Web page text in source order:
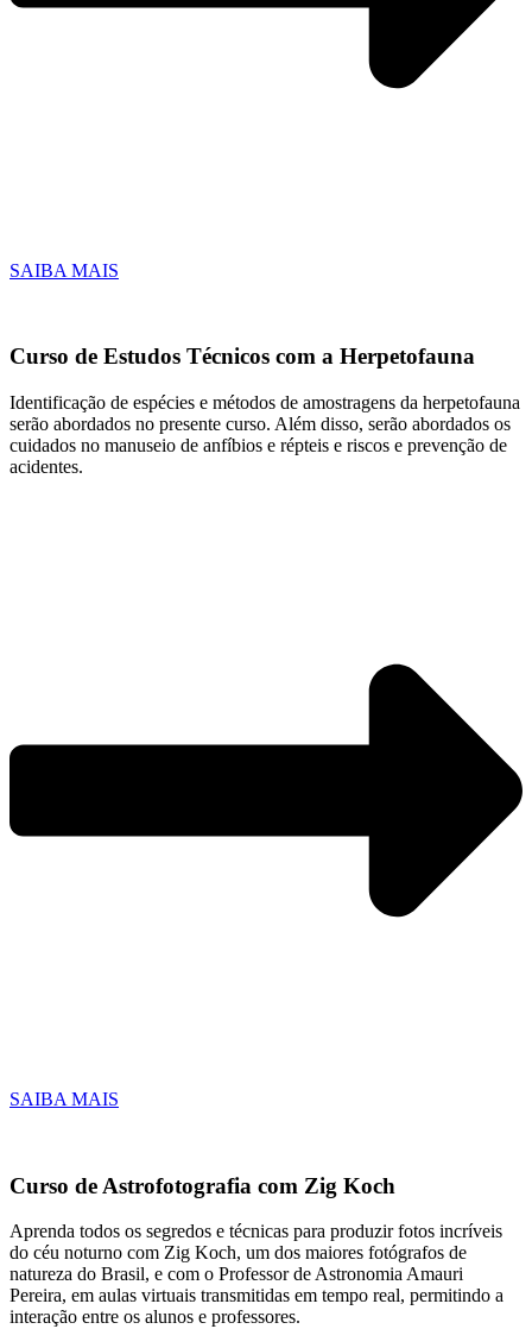
SAIBA MAIS
Curso de Estudos Técnicos com a Herpetofauna
Identificação de espécies e métodos de amostragens da herpetofauna
serão abordados no presente curso. Além disso, serão abordados os
cuidados no manuseio de anfíbios e répteis e riscos e prevenção de
acidentes.
SAIBA MAIS
Curso de Astrofotografia com Zig Koch
Aprenda todos os segredos e técnicas para produzir fotos incríveis
do céu noturno com Zig Koch, um dos maiores fotógrafos de
natureza do Brasil, e com o Professor de Astronomia Amauri
Pereira, em aulas virtuais transmitidas em tempo real, permitindo a
interação entre os alunos e professores.